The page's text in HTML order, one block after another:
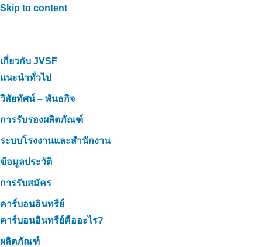
Skip to content
เกี่ยวกับ JVSF
แนะนำทั่วไป
วิสัยทัศน์ – พันธกิจ
การรับรองผลิตภัณฑ์
ระบบโรงงานและสำนักงาน
ข้อมูลประวัติ
การรับสมัคร
คาร์บอนอินทรีย์
คาร์บอนอินทรีย์คืออะไร?
ผลิตภัณฑ์